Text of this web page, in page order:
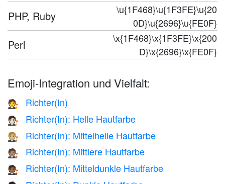
PHP, Ruby
\u{1F468}\u{1F3FE}\u{20
0D}\u{2696}\u{FE0F}
Perl
\x{1F468}\x{1F3FE}\x{200
D}\x{2696}\x{FE0F}
Emoji-Integration und Vielfalt:
🧑‍⚖️ Richter(In)
🧑🏻‍⚖️ Richter(In): Helle Hautfarbe
🧑🏼‍⚖️ Richter(In): Mittelhelle Hautfarbe
🧑🏽‍⚖️ Richter(In): Mittlere Hautfarbe
🧑🏾‍⚖️ Richter(In): Mitteldunkle Hautfarbe